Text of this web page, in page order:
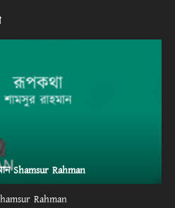
Shamsur Rahman
Rahman